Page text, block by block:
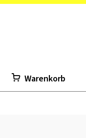
Warenkorb